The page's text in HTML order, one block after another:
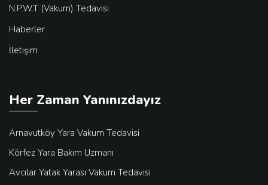
N.P.W.T (Vakum) Tedavisi
Haberler
İletişim
Her Zaman Yanınızdayız
Arnavutköy Yara Vakum Tedavisi
Körfez Yara Bakım Uzmanı
Avcılar Yatak Yarası Vakum Tedavisi